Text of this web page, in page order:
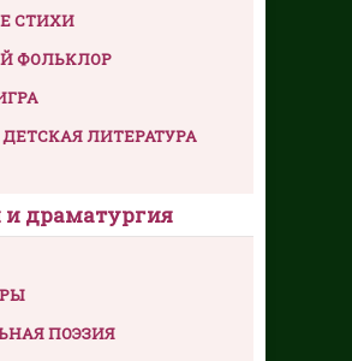
СТИХИ
ФОЛЬКЛОР
ЛИТЕРАТУРА
и драматургия
ПОЭЗИЯ